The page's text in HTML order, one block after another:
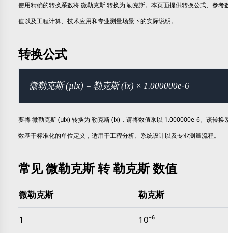
使用精确的转换系数将 微勒克斯 转换为 勒克斯。本页面提供转换公式、参考
值以及工程计算、技术应用和专业测量场景下的实际说明。
转换公式
微勒克斯 (µlx) = 勒克斯 (lx) × 1.000000e-6
要将 微勒克斯 (µlx) 转换为 勒克斯 (lx)，请将数值乘以 1.000000e-6。该转换
数基于标准化的单位定义，适用于工程分析、系统设计以及专业测量流程。
常见 微勒克斯 转 勒克斯 数值
常见 微勒克斯 转 勒克斯 数值
微勒克斯 勒克斯
1 10⁻⁶